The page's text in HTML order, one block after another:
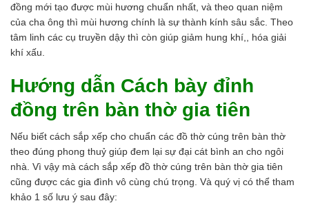
đồng mới tạo được mùi hương chuẩn nhất, và theo quan niệm
của cha ông thì mùi hương chính là sự thành kính sâu sắc. Theo
tâm linh các cụ truyền dậy thì còn giúp giảm hung khí,, hóa giải
khí xấu.
Hướng dẫn Cách bày đỉnh
đồng trên bàn thờ gia tiên
Nếu biết cách sắp xếp cho chuẩn các đồ thờ cúng trên bàn thờ
theo đúng phong thuỷ giúp đem lại sự đại cát bình an cho ngôi
nhà. Vì vậy mà cách sắp xếp đồ thờ cúng trên bàn thờ gia tiên
cũng được các gia đình vô cùng chú trọng. Và quý vị có thể tham
khảo 1 số lưu ý sau đây: